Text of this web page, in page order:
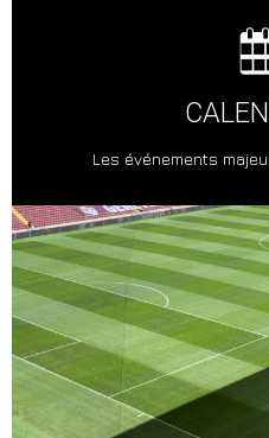
Les événements